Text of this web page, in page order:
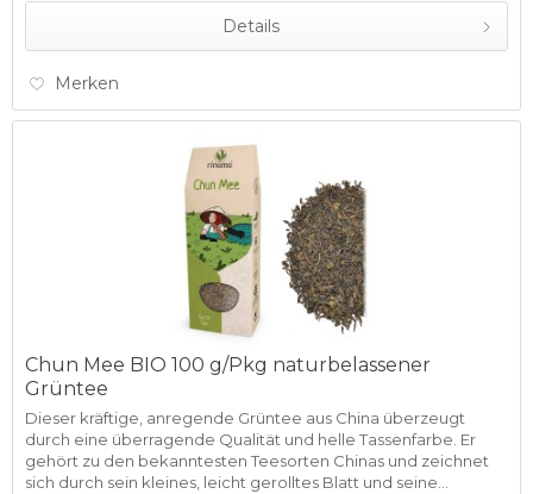
Details
Merken
Chun Mee BIO 100 g/Pkg naturbelassener
Grüntee
Dieser kräftige, anregende Grüntee aus China überzeugt
durch eine überragende Qualität und helle Tassenfarbe. Er
gehört zu den bekanntesten Teesorten Chinas und zeichnet
sich durch sein kleines, leicht gerolltes Blatt und seine...